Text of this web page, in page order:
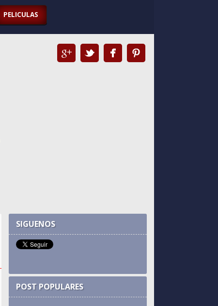
PELICULAS
SIGUENOS
POST POPULARES